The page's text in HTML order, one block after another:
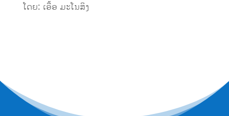
ໂດຍ: ເອື້ອ ມະໂນສິງ